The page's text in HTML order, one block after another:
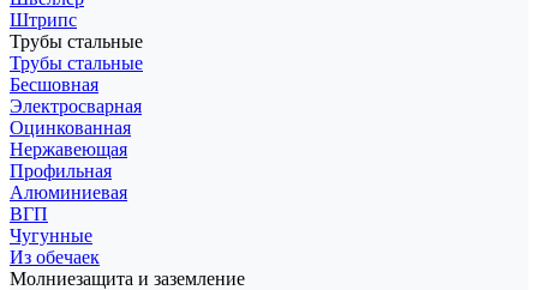
Штрипс
Трубы стальные
Трубы стальные
Бесшовная
Электросварная
Оцинкованная
Нержавеющая
Профильная
Алюминиевая
ВГП
Чугунные
Из обечаек
Молниезащита и заземление